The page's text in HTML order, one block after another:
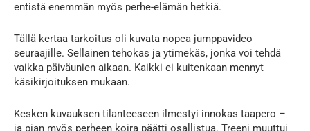
entistä enemmän myös perhe-elämän hetkiä.
Tällä kertaa tarkoitus oli kuvata nopea jumppavideo
seuraajille. Sellainen tehokas ja ytimekäs, jonka voi tehdä
vaikka päiväunien aikaan. Kaikki ei kuitenkaan mennyt
käsikirjoituksen mukaan.
Kesken kuvauksen tilanteeseen ilmestyi innokas taapero –
ja pian myös perheen koira päätti osallistua. Treeni muuttui